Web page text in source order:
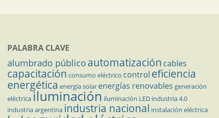
PALABRA CLAVE
alumbrado público automatización cables
capacitación consumo eléctrico control eficiencia
energética energía solar energías renovables generación
eléctricailuminación iluminación LED industria 4.0
industria argentina industria nacional instalación eléctrica